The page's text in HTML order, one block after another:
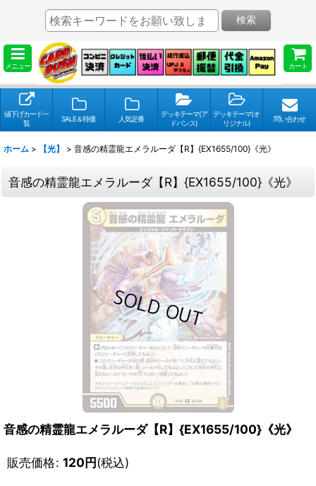
メニュー カート
検索
値下げカード一
覧
SALE＆特価 人気定番
デッキテーマ(ア
ドバンス)
デッキテーマ(オ
リジナル)
問い合わせ
ホーム > 【光】 > 音感の精霊龍エメラルーダ【R】{EX1655/100}《光》
音感の精霊龍エメラルーダ【R】{EX1655/100}《光》
音感の精霊龍エメラルーダ【R】{EX1655/100}《光》
販売価格: 120円(税込)